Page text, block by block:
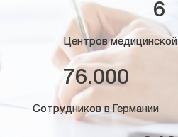
6
Центров
76.000
Сотрудников в Германии